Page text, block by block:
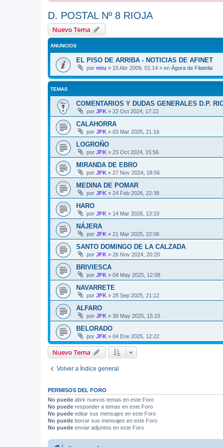
D. POSTAL Nº 8 RIOJA
Nuevo Tema
ANUNCIOS
EL PISO DE ARRIBA - NOTICIAS DE AFINET
por retu » 15 Abr 2009, 01:14 » en Ágora de Filatelia
TEMAS
COMENTARIOS Y DUDAS GENERALES D.P.
por JFK » 22 Oct 2024, 17:22
CALAHORRA
por JFK » 03 Mar 2025, 21:16
LOGROÑO
por JFK » 23 Oct 2024, 15:56
MIRANDA DE EBRO
por JFK » 27 Nov 2024, 18:56
MEDINA DE POMAR
por JFK » 24 Feb 2026, 22:38
HARO
por JFK » 14 Mar 2026, 13:10
NÁJERA
por JFK » 21 Mar 2025, 22:06
SANTO DOMINGO DE LA CALZADA
por JFK » 26 Nov 2024, 20:20
BRIVIESCA
por JFK » 04 May 2025, 12:08
NAVARRETE
por JFK » 28 Sep 2025, 21:12
ALFARO
por JFK » 30 May 2025, 15:15
BELORADO
por JFK » 04 Ene 2025, 12:22
Nuevo Tema
Volver a Índice general
PERMISOS DEL FORO
No puede abrir nuevos temas en este Foro
No puede responder a temas en este Foro
No puede editar sus mensajes en este Foro
No puede borrar sus mensajes en este Foro
No puede enviar adjuntos en este Foro